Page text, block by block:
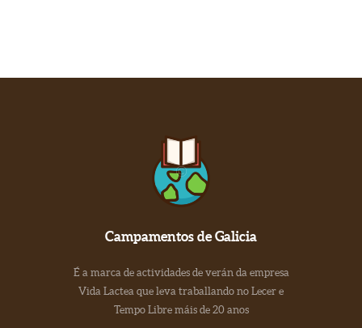
Campamentos de Galicia
É a marca de actividades de verán da empresa
Vida Lactea que leva traballando no Lecer e
Tempo Libre máis de 20 anos